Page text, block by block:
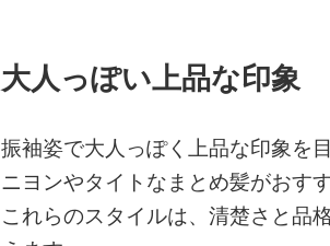
大人っぽい上品な印象
振袖姿で大人っぽく上品な印象を
ニヨンやタイトなまとめ髪がおす
これらのスタイルは、清楚さと品